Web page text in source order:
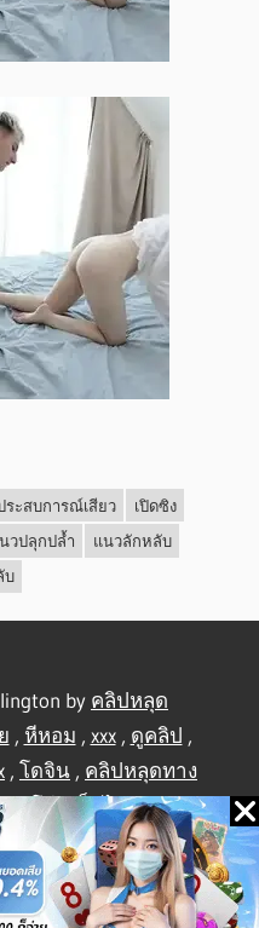
ระสบการณ์เสียว
เปิดซิง
วปลุกปล้ำ
แนวลักหลับ
บ
by คลิปหลุด
, หีหอม , xxx, ดูคลิป ,
, โดจิน , คลิปหลุดทาง
ลิปโป๊,เย็ดไทย,คลิป